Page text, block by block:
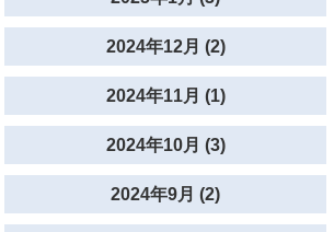
2024年12月 (2)
2024年11月 (1)
2024年10月 (3)
2024年9月 (2)